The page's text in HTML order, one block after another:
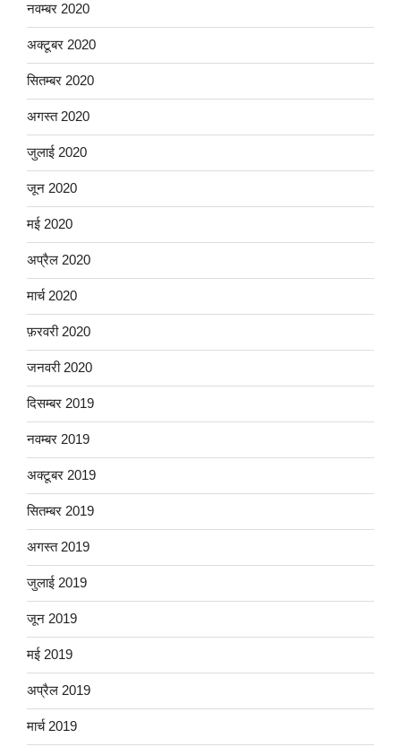
नवम्बर 2020
अक्टूबर 2020
सितम्बर 2020
अगस्त 2020
जुलाई 2020
जून 2020
मई 2020
अप्रैल 2020
मार्च 2020
फ़रवरी 2020
जनवरी 2020
दिसम्बर 2019
नवम्बर 2019
अक्टूबर 2019
सितम्बर 2019
अगस्त 2019
जुलाई 2019
जून 2019
मई 2019
अप्रैल 2019
मार्च 2019